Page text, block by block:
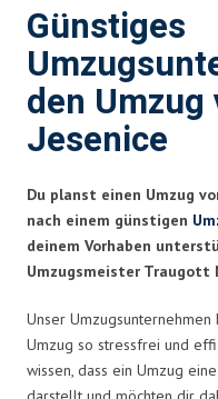
Günstiges
den Umzug
Jesenice
Du planst einen Umzug
nach einem günstigen
deinem Vorhaben
Umzugsmeister Traugott
Unser
Umzug so stressfrei und
wissen, dass ein Umzug